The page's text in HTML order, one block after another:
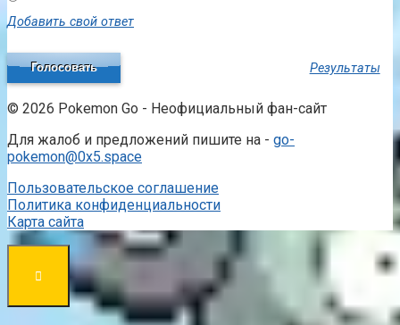
Добавить свой ответ
Результаты
© 2026 Pokemon Go - Неофициальный фан-сайт
Для жалоб и предложений пишите на - go-
pokemon@0x5.space
Пользовательское соглашение
Политика конфиденциальности
Карта сайта